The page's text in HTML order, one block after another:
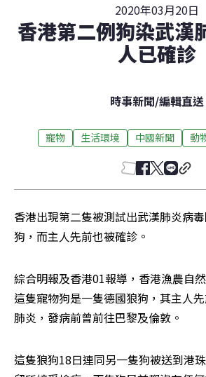
2020年03月20日
香港第二例狗染武漢
人已確診
時事新聞/編輯直送
寵物 生活環境 中國新聞 動
香港出現第二隻被測試出武漢肺炎病
狗，而主人先前也被確診。
綜合明報及香港01報導，香港漁農自
這隻寵物狗是一隻德國狼狗，其主人
肺炎，發病前曾前往巴黎及倫敦。
這隻狼狗18日連同另一隻狗被送到港